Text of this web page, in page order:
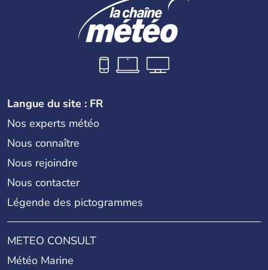
Langue du site : FR
Nos experts météo
Nous connaître
Nous rejoindre
Nous contacter
Légende des pictogrammes
METEO CONSULT
Météo Marine